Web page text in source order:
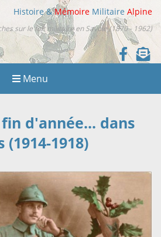
Histoire &Mémoire Militaire Alpine
sur le fait militaire en Savoie (1870 - 1962)
Menu
d'année... dans
1918)